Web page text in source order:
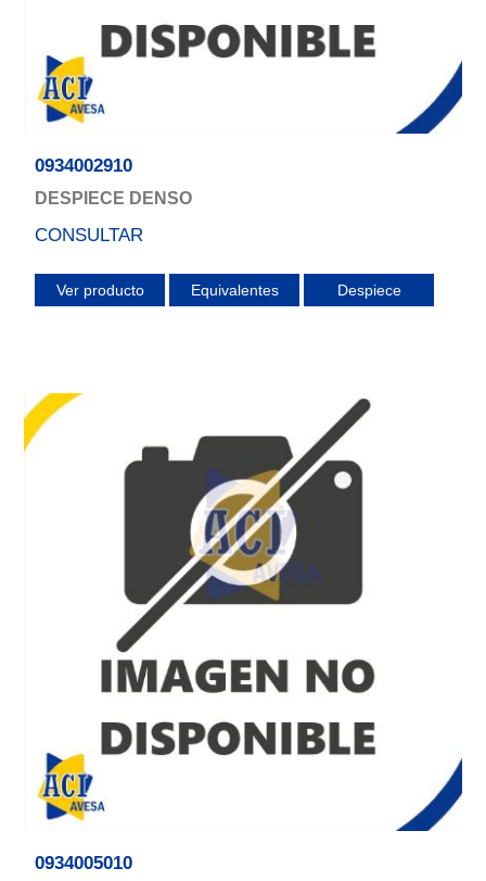
0934002910
DESPIECE DENSO
CONSULTAR
Ver producto Equivalentes Despiece
0934005010